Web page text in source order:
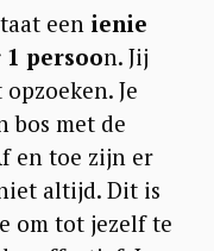
een ienie
persoon. Jij
Je
bos met de
en toe zijn er
altijd. Dit is
om tot jezelf te